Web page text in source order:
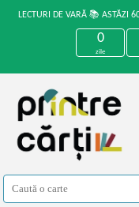
LECTURI DE VARĂ 📚 ASTĂZI
0
zile